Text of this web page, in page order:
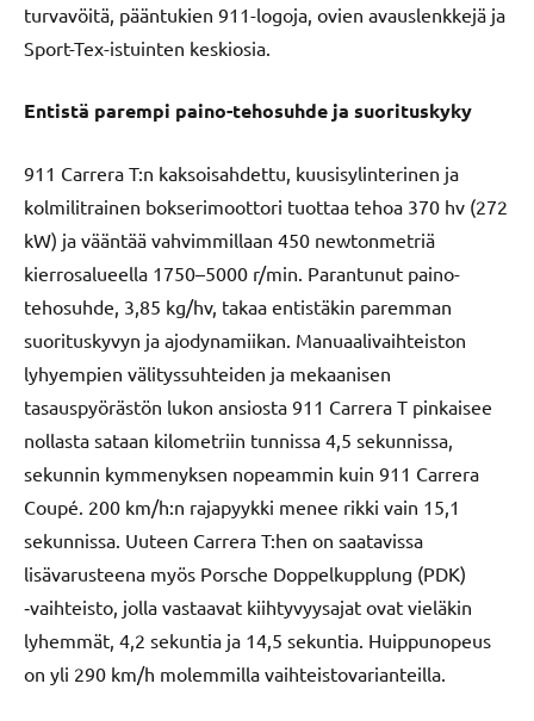
turvavöitä, pääntukien 911-logoja, ovien avauslenkkejä ja
Sport-Tex-istuinten keskiosia.
Entistä parempi paino-tehosuhde ja suorituskyky
911 Carrera T:n kaksoisahdettu, kuusisylinterinen ja
kolmilitrainen bokserimoottori tuottaa tehoa 370 hv (272
kW) ja vääntää vahvimmillaan 450 newtonmetriä
kierrosalueella 1750–5000 r/min. Parantunut paino-
tehosuhde, 3,85 kg/hv, takaa entistäkin paremman
suorituskyvyn ja ajodynamiikan. Manuaalivaihteiston
lyhyempien välityssuhteiden ja mekaanisen
tasauspyörästön lukon ansiosta 911 Carrera T pinkaisee
nollasta sataan kilometriin tunnissa 4,5 sekunnissa,
sekunnin kymmenyksen nopeammin kuin 911 Carrera
Coupé. 200 km/h:n rajapyykki menee rikki vain 15,1
sekunnissa. Uuteen Carrera T:hen on saatavissa
lisävarusteena myös Porsche Doppelkupplung (PDK)
‑vaihteisto, jolla vastaavat kiihtyvyysajat ovat vieläkin
lyhemmät, 4,2 sekuntia ja 14,5 sekuntia. Huippunopeus
on yli 290 km/h molemmilla vaihteistovarianteilla.